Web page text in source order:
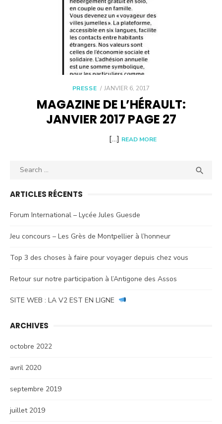
PRESSE
POSTED
JANVIER 6, 2017
MAGAZINE DE L’HÉRAULT:
JANVIER 2017 PAGE 27
[…] READ MORE
Search

ARTICLES RÉCENTS
Forum International – Lycée Jules Guesde
Jeu concours – Les Grès de Montpellier à l’honneur
Top 3 des choses à faire pour voyager depuis chez vous
Retour sur notre participation à l’Antigone des Assos
SITE WEB : LA V2 EST EN LIGNE
ARCHIVES
octobre 2022
avril 2020
septembre 2019
juillet 2019